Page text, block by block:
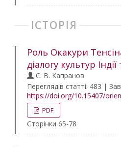
ІСТОРІЯ
Роль Окакури
діалогу культур Індії
С. В. Капранов
Переглядів статті: 483 |
https://doi.org/10.15407/
PDF
Сторінки 65-78